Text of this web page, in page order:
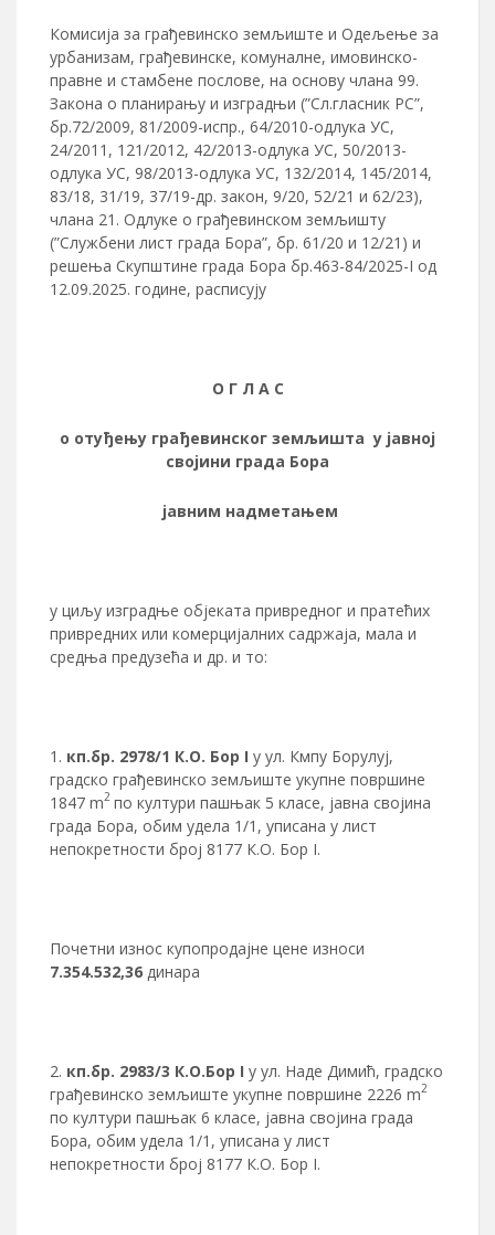
Комисија за грађевинско земљиште и Одељење за
урбанизам, грађевинске, комуналне, имовинско-
правне и стамбене послове, на основу члана 99.
Закона о планирању и изградњи (”Сл.гласник РС”,
бр.72/2009, 81/2009-испр., 64/2010-одлука УС,
24/2011, 121/2012, 42/2013-одлука УС, 50/2013-
одлука УС, 98/2013-одлука УС, 132/2014, 145/2014,
83/18, 31/19, 37/19-др. закон, 9/20, 52/21 и 62/23),
члана 21. Одлуке о грађевинском земљишту
(”Службени лист града Бора”, бр. 61/20 и 12/21) и
решења Скупштине града Бора бр.463-84/2025-I од
12.09.2025. године, расписују
О Г Л А С
о отуђењу грађевинског земљишта у јавној
својини града Бора
јавним надметањем
у циљу изградње објеката привредног и пратећих
привредних или комерцијалних садржаја, мала и
средња предузећа и др. и то:
кп.бр. 2978/1 К.О. Бор I у ул. Кмпу Борулуј,
градско грађевинско земљиште укупне површине
1847 m2 по култури пашњак 5 класе, јавна својина
града Бора, обим удела 1/1, уписана у лист
непокретности број 8177 К.О. Бор I.
Почетни износ купопродајне цене износи
7.354.532,36 динара
кп.бр. 2983/3 К.О.Бор I у ул. Наде Димић, градско
грађевинско земљиште укупне површине 2226 m2
по култури пашњак 6 класе, јавна својина града
Бора, обим удела 1/1, уписана у лист
непокретности број 8177 К.О. Бор I.